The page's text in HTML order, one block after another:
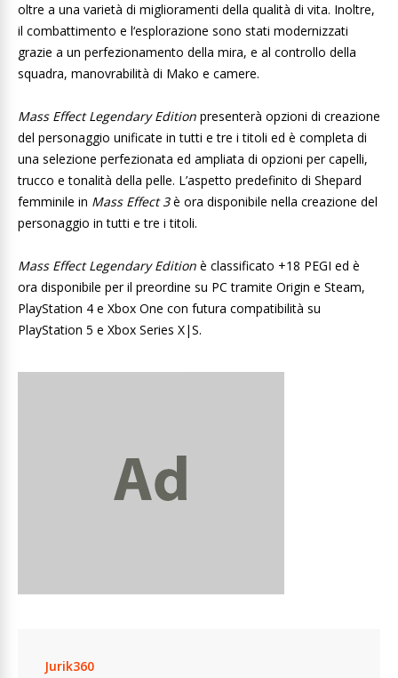
oltre a una varietà di miglioramenti della qualità di vita. Inoltre,
il combattimento e l‘esplorazione sono stati modernizzati
grazie a un perfezionamento della mira, e al controllo della
squadra, manovrabilità di Mako e camere.
Mass Effect Legendary Edition presenterà opzioni di creazione
del personaggio unificate in tutti e tre i titoli ed è completa di
una selezione perfezionata ed ampliata di opzioni per capelli,
trucco e tonalità della pelle. L’aspetto predefinito di Shepard
femminile in Mass Effect 3è ora disponibile nella creazione del
personaggio in tutti e tre i titoli.
Mass Effect Legendary Edition è classificato +18 PEGI ed è
ora disponibile per il preordine su PC tramite Origin e Steam,
PlayStation 4 e Xbox One con futura compatibilità su
PlayStation 5 e Xbox Series X|S.
Jurik360